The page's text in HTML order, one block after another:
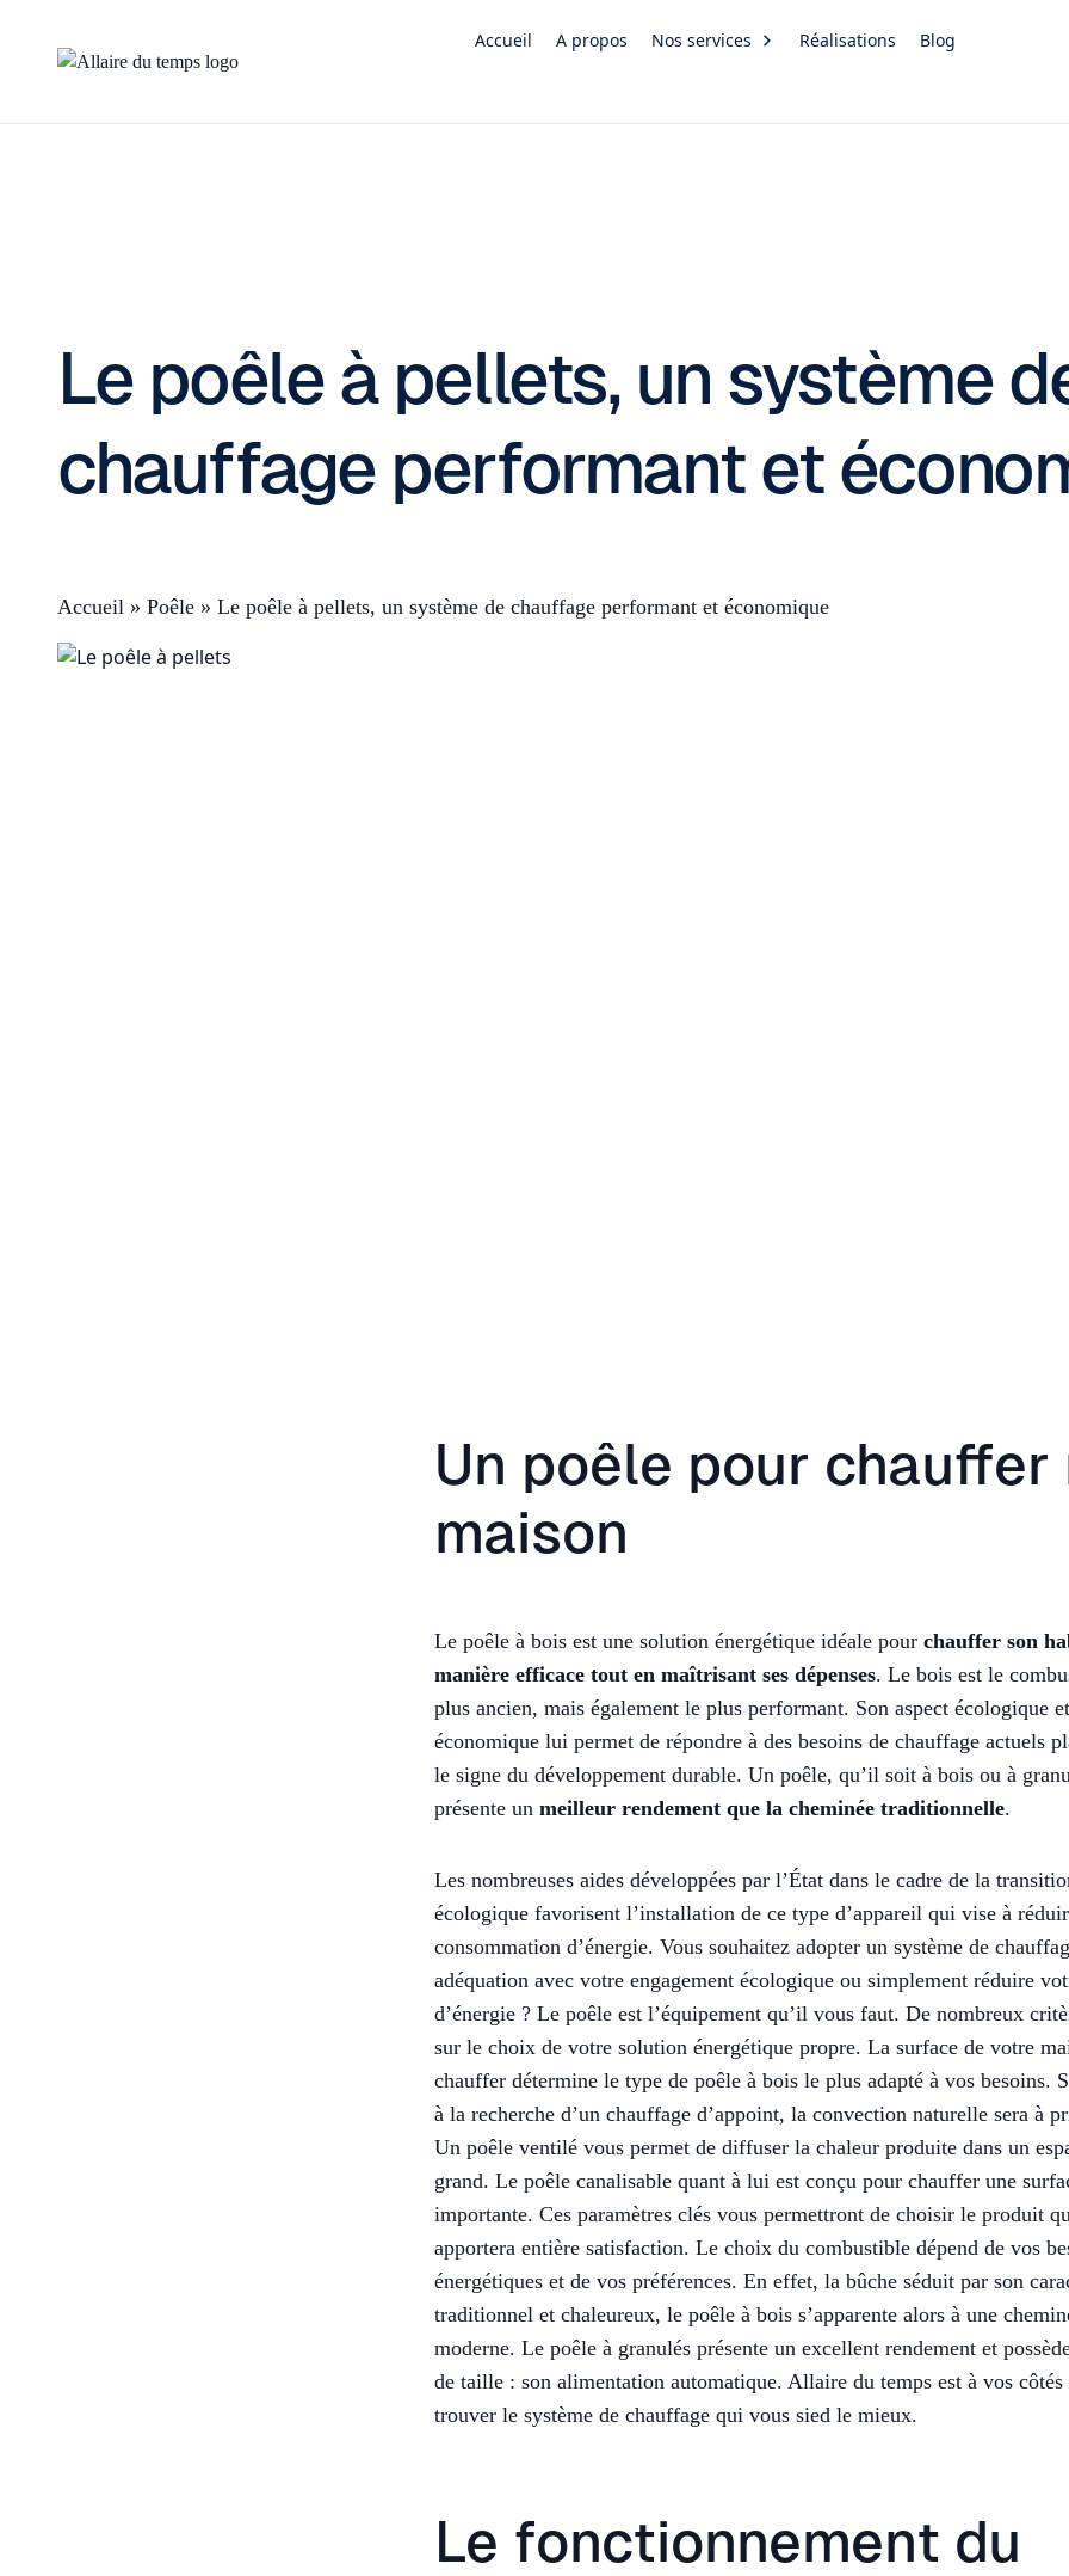
Accueil A propos Nos services Réalisations Blog
Le poêle à pellets, un système
chauffage performant et
Accueil » Poêle » Le poêle à pellets, un système de chauffage performant et économique
Un poêle pour chauffer
maison
Le poêle à bois est une solution énergétique idéale pour chauffer son
manière efficace tout en maîtrisant ses dépenses. Le bois est le
plus ancien, mais également le plus performant. Son aspect écologique et
économique lui permet de répondre à des besoins de chauffage actuels
le signe du développement durable. Un poêle, qu’il soit à bois ou à
présente un meilleur rendement que la cheminée traditionnelle.
Les nombreuses aides développées par l’État dans le cadre de la
écologique favorisent l’installation de ce type d’appareil qui vise à
consommation d’énergie. Vous souhaitez adopter un système de
adéquation avec votre engagement écologique ou simplement réduire
d’énergie ? Le poêle est l’équipement qu’il vous faut. De nombreux
sur le choix de votre solution énergétique propre. La surface de votre
chauffer détermine le type de poêle à bois le plus adapté à vos besoins.
à la recherche d’un chauffage d’appoint, la convection naturelle sera à
Un poêle ventilé vous permet de diffuser la chaleur produite dans un
grand. Le poêle canalisable quant à lui est conçu pour chauffer une
importante. Ces paramètres clés vous permettront de choisir le produit
apportera entière satisfaction. Le choix du combustible dépend de vos
énergétiques et de vos préférences. En effet, la bûche séduit par son
traditionnel et chaleureux, le poêle à bois s’apparente alors à une
moderne. Le poêle à granulés présente un excellent rendement et
de taille : son alimentation automatique. Allaire du temps est à vos côtés
trouver le système de chauffage qui vous sied le mieux.
Le fonctionnement du